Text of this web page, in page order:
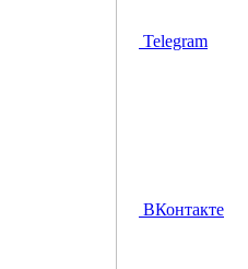
Telegram
ВКонтакте